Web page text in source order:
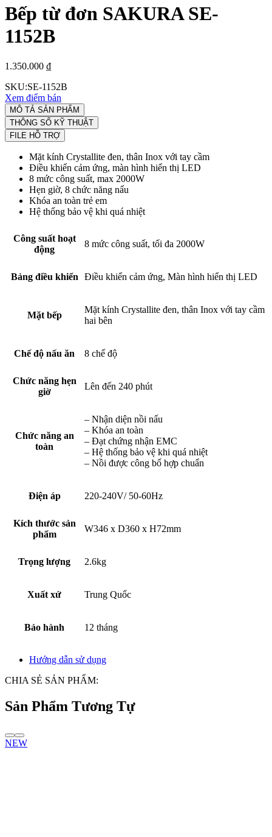
Bếp từ đơn SAKURA SE-
1152B
1.350.000 ₫
SKU:SE-1152B
Xem điểm bán
MÔ TẢ SẢN PHẨM
THÔNG SỐ KỸ THUẬT
FILE HỖ TRỢ
Mặt kính Crystallite đen, thân Inox với tay cầm
Điều khiển cảm ứng, màn hình hiển thị LED
8 mức công suất, max 2000W
Hẹn giờ, 8 chức năng nấu
Khóa an toàn trẻ em
Hệ thống bảo vệ khi quá nhiệt
Công suất hoạt
động
8 mức công suất, tối đa 2000W
Bảng điều khiển Điều khiển cảm ứng, Màn hình hiển thị LED
Mặt bếp
Mặt kính Crystallite đen, thân Inox với tay cầm
hai bên
Chế độ nấu ăn 8 chế độ
Chức năng hẹn
giờ
Lên đến 240 phút
Chức năng an
toàn
– Nhận diện nồi nấu
– Khóa an toàn
– Đạt chứng nhận EMC
– Hệ thống bảo vệ khi quá nhiệt
– Nồi được công bố hợp chuẩn
Điện áp 220-240V/ 50-60Hz
Kích thước sản
phẩm
W346 x D360 x H72mm
Trọng lượng 2.6kg
Xuất xứ Trung Quốc
Bảo hành 12 tháng
Hướng dẫn sử dụng
CHIA SẺ SẢN PHẨM:
Sản Phẩm Tương Tự
NEW